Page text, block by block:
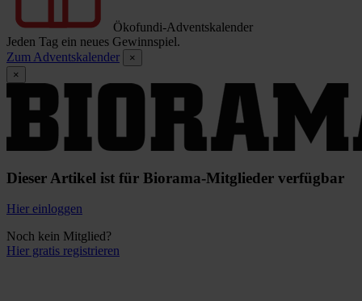
Ökofundi-Adventskalender
Jeden Tag ein neues Gewinnspiel.
Zum Adventskalender
×
×
Dieser Artikel ist für Biorama-Mitglieder verfügbar
Hier einloggen
Noch kein Mitglied?
Hier gratis registrieren